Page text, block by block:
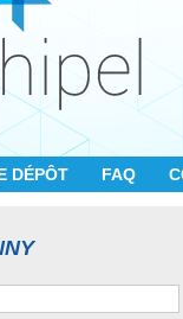
DÉPÔT FAQ